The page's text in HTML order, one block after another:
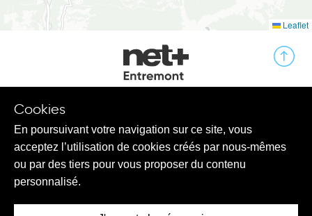
Leaflet
Contact
Produits
net+ Entremont
Cookies
En poursuivant votre navigation sur ce site, vous
acceptez l’utilisation de cookies créés par nous-mêmes
ou par des tiers pour vous proposer du contenu
personnalisé.